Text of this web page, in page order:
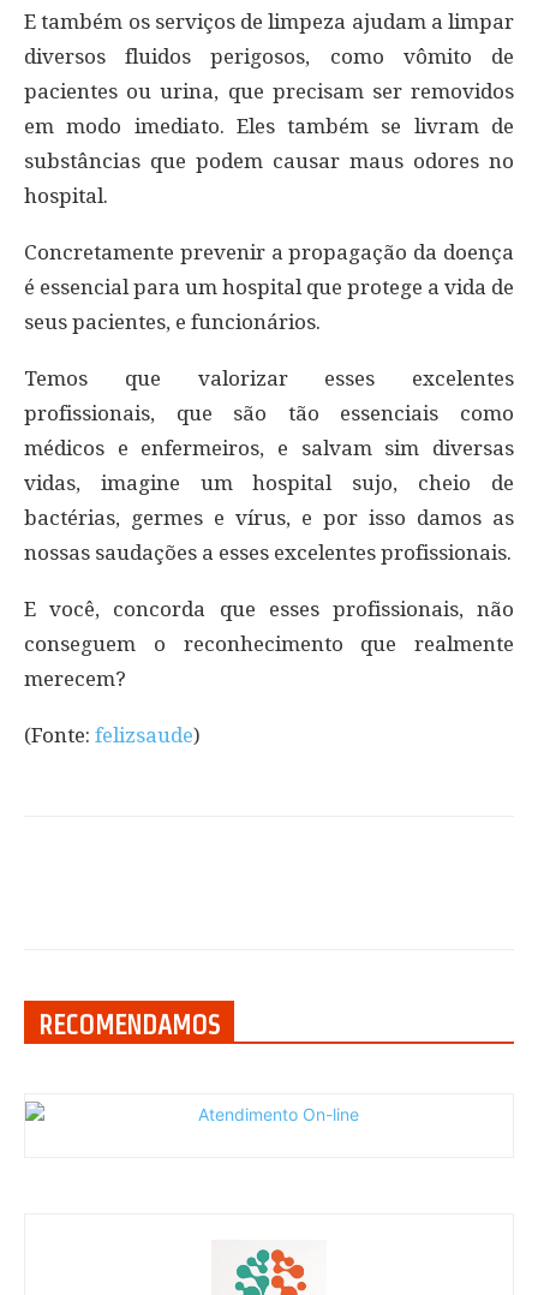
E também os serviços de limpeza ajudam a limpar
diversos fluidos perigosos, como vômito de
pacientes ou urina, que precisam ser removidos
em modo imediato. Eles também se livram de
substâncias que podem causar maus odores no
hospital.
Concretamente prevenir a propagação da doença
é essencial para um hospital que protege a vida de
seus pacientes, e funcionários.
Temos que valorizar esses excelentes
profissionais, que são tão essenciais como
médicos e enfermeiros, e salvam sim diversas
vidas, imagine um hospital sujo, cheio de
bactérias, germes e vírus, e por isso damos as
nossas saudações a esses excelentes profissionais.
E você, concorda que esses profissionais, não
conseguem o reconhecimento que realmente
merecem?
(Fonte: felizsaude)
RECOMENDAMOS